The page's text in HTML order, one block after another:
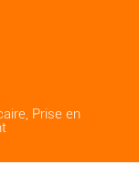
Prise en